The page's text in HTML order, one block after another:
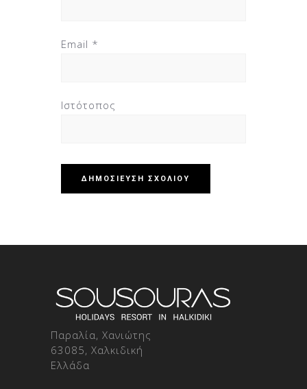
Email *
Ιστότοπος
Παραλία, Χανιώτης
63085, Χαλκιδική
Ελλάδα